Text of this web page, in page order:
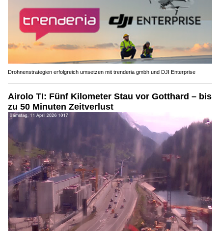
Drohnenstrategien erfolgreich umsetzen mit trenderia gmbh und DJI Enterprise
Airolo TI: Fünf Kilometer Stau vor Gotthard – bis
zu 50 Minuten Zeitverlust